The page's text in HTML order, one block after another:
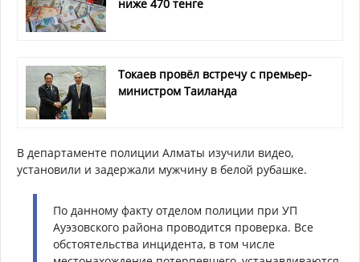
ниже 470 тенге
Токаев провёл встречу с премьер-
министром Таиланда
В департаменте полиции Алматы изучили видео,
установили и задержали мужчину в белой рубашке.
По данному факту отделом полиции при УП
Ауэзовского района проводится проверка. Все
обстоятельства инцидента, в том числе